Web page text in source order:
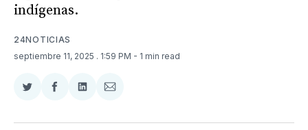
indígenas.
24NOTICIAS
septiembre 11, 2025 . 1:59 PM - 1 min read
Compartir
Twitter
Compartir
Facebook
Compartir
LinkedIn
Compartir
Email